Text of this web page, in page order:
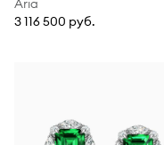
Aria
3 116 500 руб.